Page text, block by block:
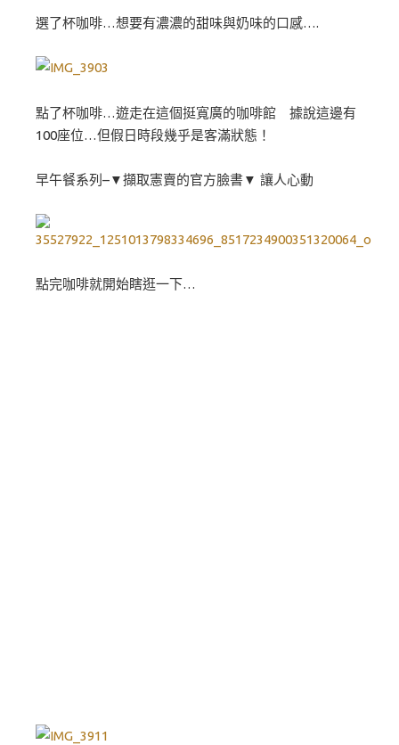
選了杯咖啡…想要有濃濃的甜味與奶味的口感….
點了杯咖啡…遊走在這個挺寬廣的咖啡館 據說這邊有
100座位…但假日時段幾乎是客滿狀態！
早午餐系列–▼擷取憲賣的官方臉書▼ 讓人心動
點完咖啡就開始瞎逛一下…